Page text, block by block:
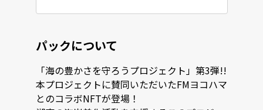
パックについて
「海の豊かさを守ろうプロジェクト」第3弾!!
本プロジェクトに賛同いただいたFMヨコハマ
とのコラボNFTが登場！